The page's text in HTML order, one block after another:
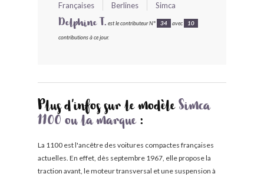
Françaises
Berlines
Simca
Delphine T. est le contributeur N° 34 avec 10
contributions à ce jour.
Plus d'infos sur le modèle Simca
1100 ou la marque:
La 1100 est l'ancêtre des voitures compactes françaises
actuelles. En effet, dès septembre 1967, elle propose la
traction avant, le moteur transversal et une suspension à